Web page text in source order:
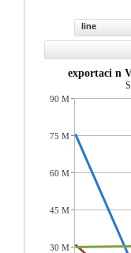
line
exportaci n
90 M
75 M
60 M
45 M
30 M